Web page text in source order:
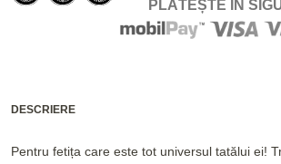
PLĂTEȘTE ÎN
DESCRIERE
Pentru fetița care este tot universul tatălui ei!